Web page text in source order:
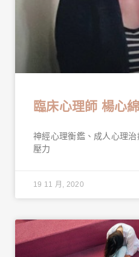
臨床心理師 楊心綿
神經心理衡鑑、成人心理
壓力
19 11 月, 2020